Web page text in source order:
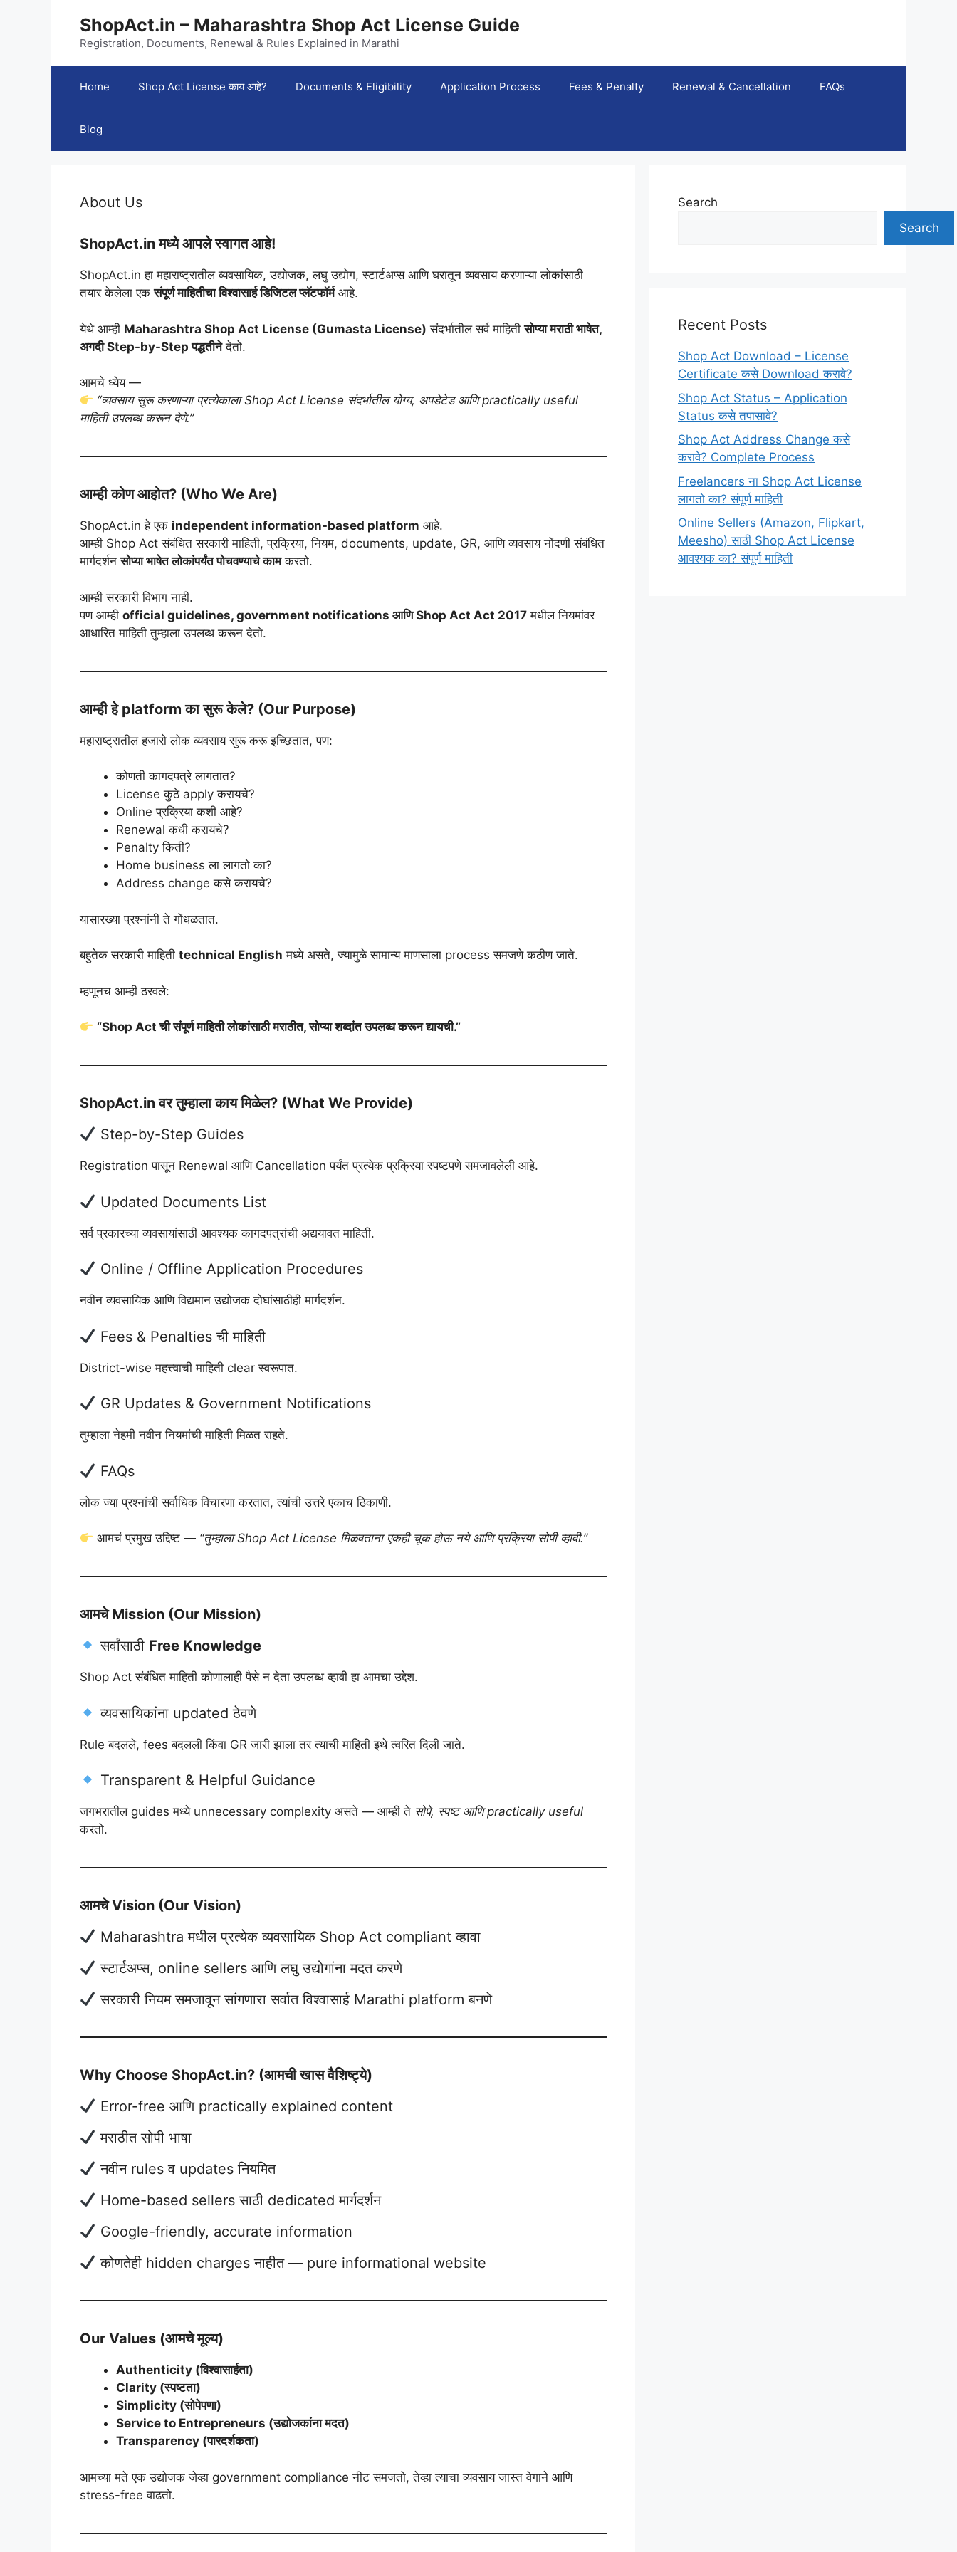
ShopAct.in – Maharashtra Shop Act License Guide
Registration, Documents, Renewal & Rules Explained in Marathi
Home Shop Act License काय आहे? Documents & Eligibility Application Process Fees & Penalty Renewal & Cancellation FAQs
Blog
About Us
ShopAct.in मध्ये आपले स्वागत आहे!
ShopAct.in हा महाराष्ट्रातील व्यवसायिक, उद्योजक, लघु उद्योग, स्टार्टअप्स आणि घरातून व्यवसाय करणाऱ्या लोकांसाठी
तयार केलेला एकसंपूर्ण माहितीचा विश्वासार्ह डिजिटल प्लॅटफॉर्मआहे.
येथे आम्ही Maharashtra Shop Act License (Gumasta License) संदर्भातील सर्व माहितीसोप्या मराठी भाषेत,
अगदी Step-by-Step पद्धतीनेदेतो.
आमचे ध्येय —
“व्यवसाय सुरू करणाऱ्या प्रत्येकाला Shop Act License संदर्भातील योग्य, अपडेटेड आणि practically useful
माहिती उपलब्ध करून देणे.”
आम्ही कोण आहोत? (Who We Are)
ShopAct.in हे एक independent information-based platform आहे.
आम्ही Shop Act संबंधित सरकारी माहिती, प्रक्रिया, नियम, documents, update, GR, आणि व्यवसाय नोंदणी संबंधित
मार्गदर्शनसोप्या भाषेत लोकांपर्यंत पोचवण्याचे कामकरतो.
आम्ही सरकारी विभाग नाही.
पण आम्ही official guidelines, government notifications आणि Shop Act Act 2017 मधील नियमांवर
आधारित माहिती तुम्हाला उपलब्ध करून देतो.
आम्ही हे platform का सुरू केले? (Our Purpose)
महाराष्ट्रातील हजारो लोक व्यवसाय सुरू करू इच्छितात, पण:
कोणती कागदपत्रे लागतात?
License कुठे apply करायचे?
Online प्रक्रिया कशी आहे?
Renewal कधी करायचे?
Penalty किती?
Home business ला लागतो का?
Address change कसे करायचे?
यासारख्या प्रश्नांनी ते गोंधळतात.
बहुतेक सरकारी माहिती technical English मध्ये असते, ज्यामुळे सामान्य माणसाला process समजणे कठीण जाते.
म्हणूनच आम्ही ठरवले:
“Shop Act ची संपूर्ण माहिती लोकांसाठी मराठीत, सोप्या शब्दांत उपलब्ध करून द्यायची.”
ShopAct.in वर तुम्हाला काय मिळेल? (What We Provide)
Step-by-Step Guides
Registration पासून Renewal आणि Cancellation पर्यंत प्रत्येक प्रक्रिया स्पष्टपणे समजावलेली आहे.
Updated Documents List
सर्व प्रकारच्या व्यवसायांसाठी आवश्यक कागदपत्रांची अद्ययावत माहिती.
Online / Offline Application Procedures
नवीन व्यवसायिक आणि विद्यमान उद्योजक दोघांसाठीही मार्गदर्शन.
Fees & Penalties ची माहिती
District-wise महत्त्वाची माहिती clear स्वरूपात.
GR Updates & Government Notifications
तुम्हाला नेहमी नवीन नियमांची माहिती मिळत राहते.
FAQs
लोक ज्या प्रश्नांची सर्वाधिक विचारणा करतात, त्यांची उत्तरे एकाच ठिकाणी.
आमचं प्रमुख उद्दिष्ट — “तुम्हाला Shop Act License मिळवताना एकही चूक होऊ नये आणि प्रक्रिया सोपी व्हावी.”
आमचे Mission (Our Mission)
सर्वांसाठी Free Knowledge
Shop Act संबंधित माहिती कोणालाही पैसे न देता उपलब्ध व्हावी हा आमचा उद्देश.
व्यवसायिकांना updated ठेवणे
Rule बदलले, fees बदलली किंवा GR जारी झाला तर त्याची माहिती इथे त्वरित दिली जाते.
Transparent & Helpful Guidance
जगभरातील guides मध्ये unnecessary complexity असते — आम्ही ते सोपे, स्पष्ट आणि practically useful
करतो.
आमचे Vision (Our Vision)
Maharashtra मधील प्रत्येक व्यवसायिक Shop Act compliant व्हावा
स्टार्टअप्स, online sellers आणि लघु उद्योगांना मदत करणे
सरकारी नियम समजावून सांगणारा सर्वात विश्वासार्ह Marathi platform बनणे
Why Choose ShopAct.in? (आमची खास वैशिष्ट्ये)
Error-free आणि practically explained content
मराठीत सोपी भाषा
नवीन rules व updates नियमित
Home-based sellers साठी dedicated मार्गदर्शन
Google-friendly, accurate information
कोणतेही hidden charges नाहीत — pure informational website
Our Values (आमचे मूल्य)
Authenticity (विश्वासार्हता)
Clarity (स्पष्टता)
Simplicity (सोपेपणा)
Service to Entrepreneurs (उद्योजकांना मदत)
Transparency (पारदर्शकता)
आमच्या मते एक उद्योजक जेव्हा government compliance नीट समजतो, तेव्हा त्याचा व्यवसाय जास्त वेगाने आणि
stress-free वाढतो.
Search
Search
Recent Posts
Shop Act Download – License
Certificate कसे Download करावे?
Shop Act Status – Application
Status कसे तपासावे?
Shop Act Address Change कसे
करावे? Complete Process
Freelancers ना Shop Act License
लागतो का? संपूर्ण माहिती
Online Sellers (Amazon, Flipkart,
Meesho) साठी Shop Act License
आवश्यक का? संपूर्ण माहिती